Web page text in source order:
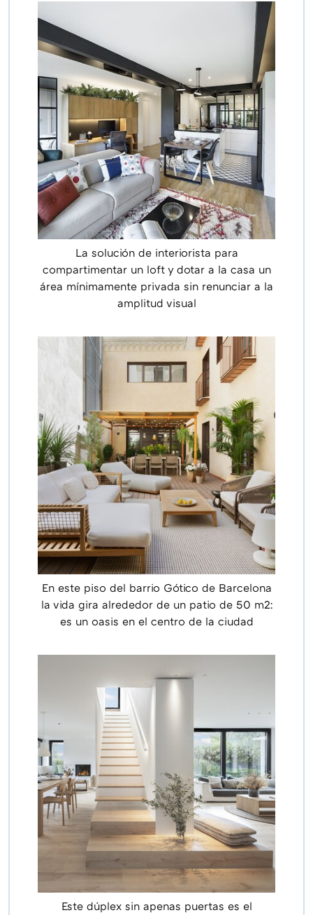
La solución de interiorista para
compartimentar un loft y dotar a la casa un
área mínimamente privada sin renunciar a la
amplitud visual
En este piso del barrio Gótico de Barcelona
la vida gira alrededor de un patio de 50 m2:
es un oasis en el centro de la ciudad
Este dúplex sin apenas puertas es el